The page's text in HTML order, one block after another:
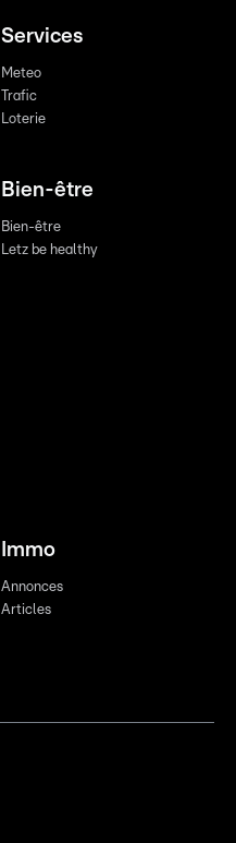
Services
Meteo
Trafic
Loterie
Bien-être
Bien-être
Letz be healthy
Immo
Annonces
Articles